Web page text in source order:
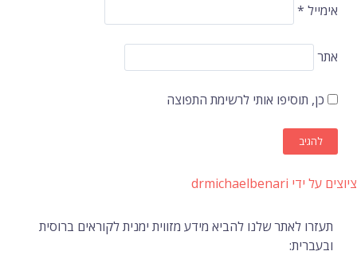
אימייל *
אתר
כן, תוסיפו אותי לרשימת התפוצה
ציוצים על ידי drmichaelbenari
תעזרו לאתר שלנו להביא מידע מזווית ימנית לקוראים ברוסית
ובעברית: